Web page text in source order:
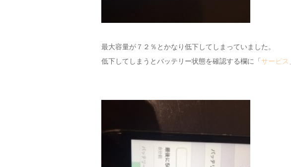
最大容量が７２％とかなり低下してしまっていました。
低下してしまうとバッテリー状態を確認する欄に「 サービス